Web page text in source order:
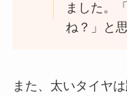
ました。
ね？」と
また、太いタイヤは